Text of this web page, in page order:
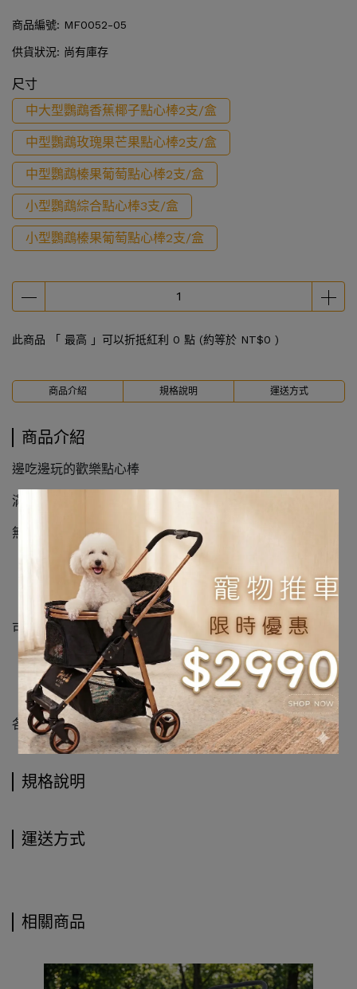
商品編號: MF0052-05
供貨狀況: 尚有庫存
尺寸
中大型鸚鵡香蕉椰子點心棒2支/盒
中型鸚鵡玫瑰果芒果點心棒2支/盒
中型鸚鵡榛果葡萄點心棒2支/盒
小型鸚鵡綜合點心棒3支/盒
小型鸚鵡榛果葡萄點心棒2支/盒
此商品 「 最高 」可以折抵紅利 0 點 (約等於 NT$0 )
商品介紹 規格說明 運送方式
商品介紹
邊吃邊玩的歡樂點心棒
滿足鳥寶多元飲食並擁有極佳的嗜口性
無添加人工防腐劑、色素、香料
【使用方法】
可固定在鳥籠中，提供愛鳥啃咬與食用
【適用對象】
各種鸚鵡適用
規格說明
運送方式
相關商品